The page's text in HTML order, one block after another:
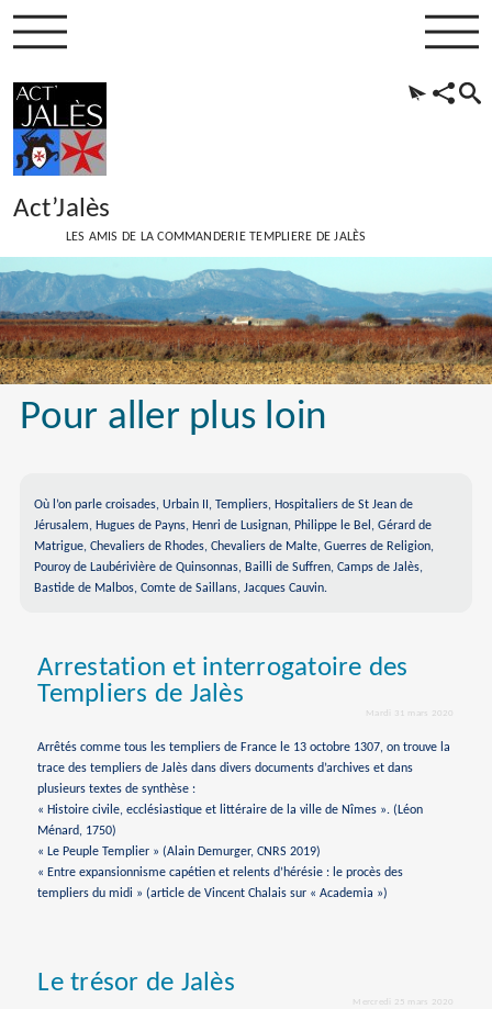
Act’Jalès
LES AMIS DE LA COMMANDERIE TEMPLIERE DE JALÈS
Pour aller plus loin
Où l’on parle croisades, Urbain II, Templiers, Hospitaliers de St Jean de
Jérusalem, Hugues de Payns, Henri de Lusignan, Philippe le Bel, Gérard de
Matrigue, Chevaliers de Rhodes, Chevaliers de Malte, Guerres de Religion,
Pouroy de Laubérivière de Quinsonnas, Bailli de Suffren, Camps de Jalès,
Bastide de Malbos, Comte de Saillans, Jacques Cauvin.
Arrestation et interrogatoire des
Templiers de Jalès
Mardi 31 mars 2020
Arrêtés comme tous les templiers de France le 13 octobre 1307, on trouve la
trace des templiers de Jalès dans divers documents d’archives et dans
plusieurs textes de synthèse :
« Histoire civile, ecclésiastique et littéraire de la ville de Nîmes ». (Léon
Ménard, 1750)
« Le Peuple Templier » (Alain Demurger, CNRS 2019)
« Entre expansionnisme capétien et relents d’hérésie : le procès des
templiers du midi » (article de Vincent Chalais sur « Academia »)
Le trésor de Jalès
Mercredi 25 mars 2020